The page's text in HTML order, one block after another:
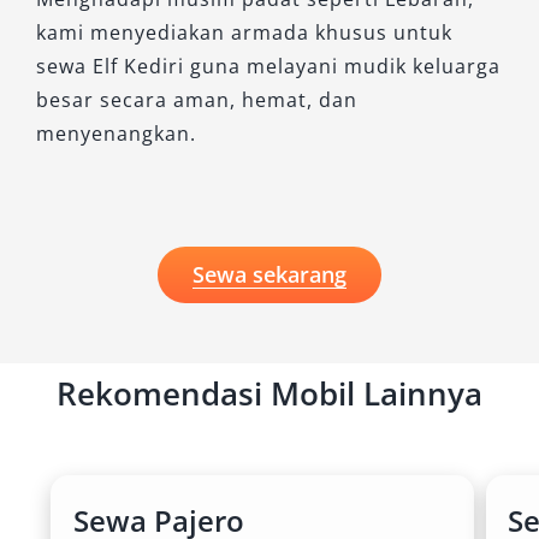
kami menyediakan armada khusus untuk
sewa Elf Kediri guna melayani mudik keluarga
besar secara aman, hemat, dan
menyenangkan.
Sewa sekarang
Rekomendasi Mobil Lainnya
Sewa Pajero